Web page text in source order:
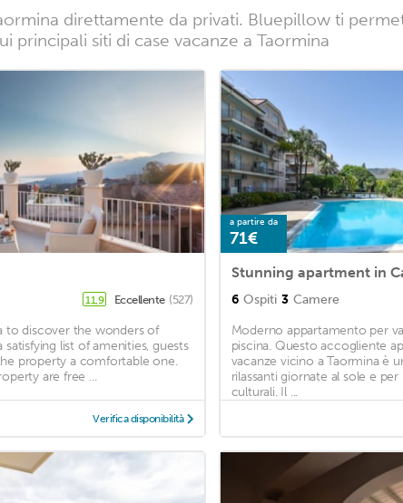
direttamente da privati. Bluepillow ti
principali siti di case vacanze a Taormina
11,9 Eccellente (527)
to discover the wonders of
satisfying list of amenities, guests
property a comfortable one.
are free ...
Verifica disponibilità
a partire da
71€
6 Ospiti 3 Camere
Moderno appartamento per
piscina. Questo accogliente
vacanze vicino a Taormina è
rilassanti giornate al sole e
culturali. Il ...